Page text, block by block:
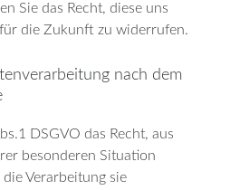
Sie das Recht, diese uns
die Zukunft zu widerrufen.
nach dem
DSGVO das Recht, aus
besonderen Situation
Verarbeitung sie